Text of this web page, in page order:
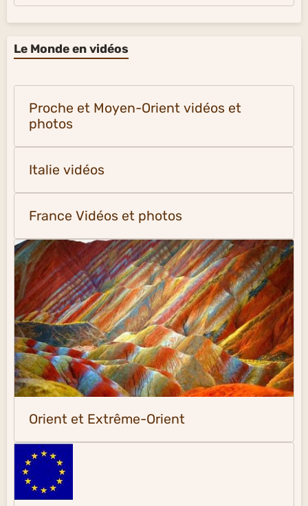
Le Monde en vidéos
Proche et Moyen-Orient vidéos et
photos
Italie vidéos
France Vidéos et photos
Orient et Extrême-Orient